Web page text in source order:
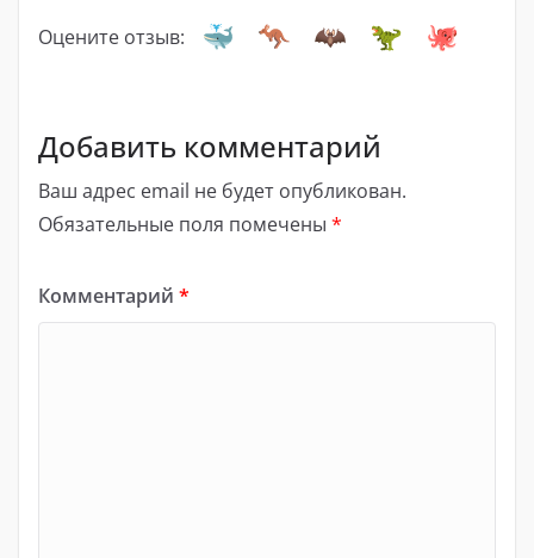
Оцените отзыв:
Добавить комментарий
Ваш адрес email не будет опубликован.
Обязательные поля помечены *
Комментарий *